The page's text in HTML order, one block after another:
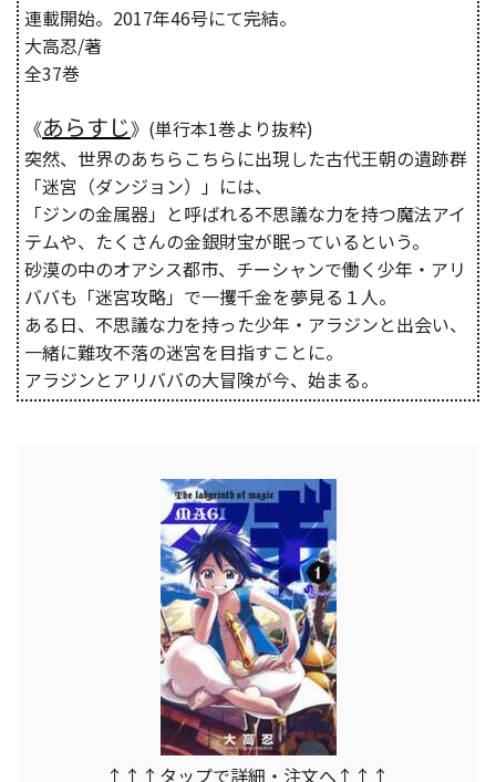
連載開始。2017年46号にて完結。
大高忍/著
全37巻
《あらすじ》(単行本1巻より抜粋)
突然、世界のあちらこちらに出現した古代王朝の遺跡群
「迷宮（ダンジョン）」には、
「ジンの金属器」と呼ばれる不思議な力を持つ魔法アイ
テムや、たくさんの金銀財宝が眠っているという。
砂漠の中のオアシス都市、チーシャンで働く少年・アリ
ババも「迷宮攻略」で一攫千金を夢見る１人。
ある日、不思議な力を持った少年・アラジンと出会い、
一緒に難攻不落の迷宮を目指すことに。
アラジンとアリババの大冒険が今、始まる。
↑↑↑タップで詳細・注文へ↑↑↑